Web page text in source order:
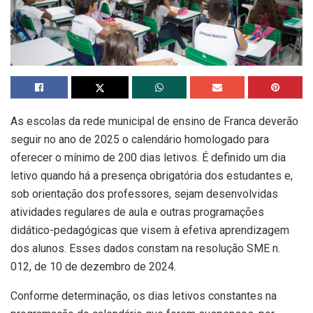
As escolas da rede municipal de ensino de Franca deverão
seguir no ano de 2025 o calendário homologado para
oferecer o mínimo de 200 dias letivos. É definido um dia
letivo quando há a presença obrigatória dos estudantes e,
sob orientação dos professores, sejam desenvolvidas
atividades regulares de aula e outras programações
didático-pedagógicas que visem à efetiva aprendizagem
dos alunos. Esses dados constam na resolução SME n.
012, de 10 de dezembro de 2024.
Conforme determinação, os dias letivos constantes na